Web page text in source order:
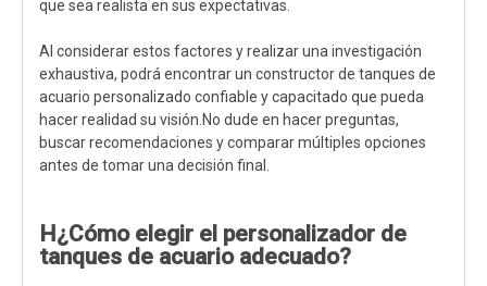
que sea realista en sus expectativas.
Al considerar estos factores y realizar una investigación
exhaustiva, podrá encontrar un constructor de tanques de
acuario personalizado confiable y capacitado que pueda
hacer realidad su visión.No dude en hacer preguntas,
buscar recomendaciones y comparar múltiples opciones
antes de tomar una decisión final.
H ¿Cómo elegir el personalizador de
tanques de acuario adecuado?